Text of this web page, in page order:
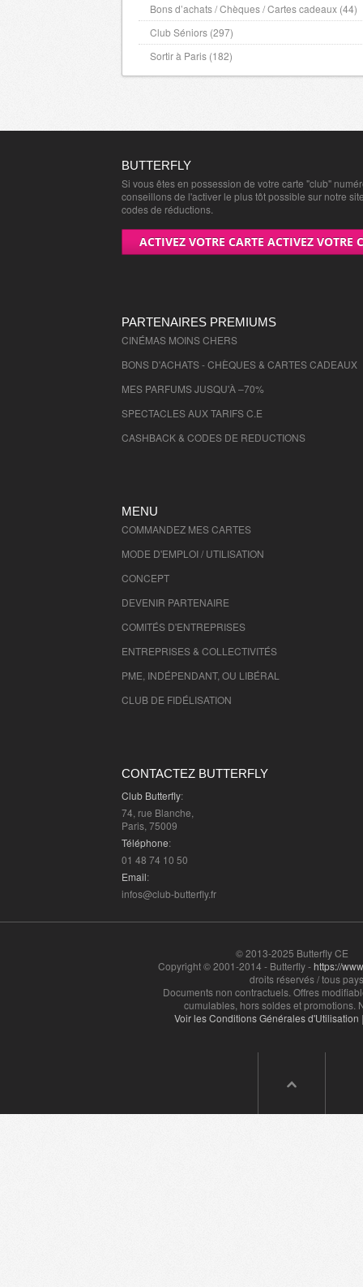
Bons d’achats / Chèques / Cartes cadeaux (44)
Club Séniors (297)
Sortir à Paris (182)
BUTTERFLY
Si vous êtes en possession de votre carte "club"
conseillons de l'activer le plus tôt possible sur notre
codes de réductions.
ACTIVEZ VOTRE CARTE ACTIVEZ VOTRE
PARTENAIRES PREMIUMS
CINÉMAS MOINS CHERS
BONS D'ACHATS - CHÈQUES & CARTES CADEAUX
MES PARFUMS JUSQU'À –70%
SPECTACLES AUX TARIFS C.E
CASHBACK & CODES DE REDUCTIONS
MENU
COMMANDEZ MES CARTES
MODE D'EMPLOI / UTILISATION
CONCEPT
DEVENIR PARTENAIRE
COMITÉS D'ENTREPRISES
ENTREPRISES & COLLECTIVITÉS
PME, INDÉPENDANT, OU LIBÉRAL
CLUB DE FIDÉLISATION
CONTACTEZ BUTTERFLY
Club Butterfly:
74, rue Blanche,
Paris, 75009
Téléphone:
01 48 74 10 50
Email:
infos@club-butterfly.fr
© 2013-2025 Butterfly CE
Copyright © 2001-2014 - Butterfly -https://
droits réservés / tous
Documents non contractuels. Offres
cumulables, hors soldes et promotions.
Voir les Conditions Générales d'Utilisation